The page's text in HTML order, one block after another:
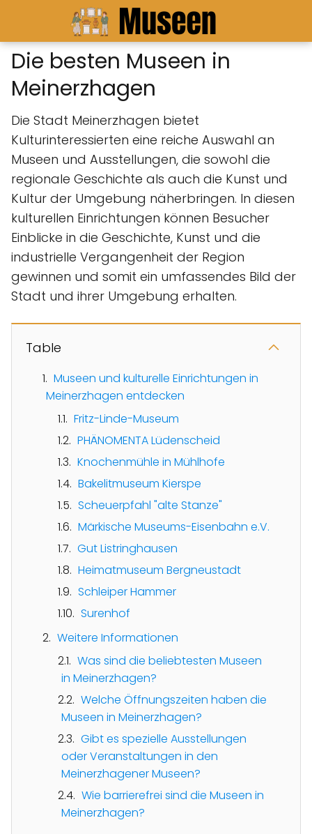
Die besten Museen in
Meinerzhagen
Die Stadt Meinerzhagen bietet
Kulturinteressierten eine reiche Auswahl an
Museen und Ausstellungen, die sowohl die
regionale Geschichte als auch die Kunst und
Kultur der Umgebung näherbringen. In diesen
kulturellen Einrichtungen können Besucher
Einblicke in die Geschichte, Kunst und die
industrielle Vergangenheit der Region
gewinnen und somit ein umfassendes Bild der
Stadt und ihrer Umgebung erhalten.
Table
Museen und kulturelle Einrichtungen in
Meinerzhagen entdecken
Fritz-Linde-Museum
PHÄNOMENTA Lüdenscheid
Knochenmühle in Mühlhofe
Bakelitmuseum Kierspe
Scheuerpfahl "alte Stanze"
Märkische Museums-Eisenbahn e.V.
Gut Listringhausen
Heimatmuseum Bergneustadt
Schleiper Hammer
Surenhof
Weitere Informationen
Was sind die beliebtesten Museen
in Meinerzhagen?
Welche Öffnungszeiten haben die
Museen in Meinerzhagen?
Gibt es spezielle Ausstellungen
oder Veranstaltungen in den
Meinerzhagener Museen?
Wie barrierefrei sind die Museen in
Meinerzhagen?